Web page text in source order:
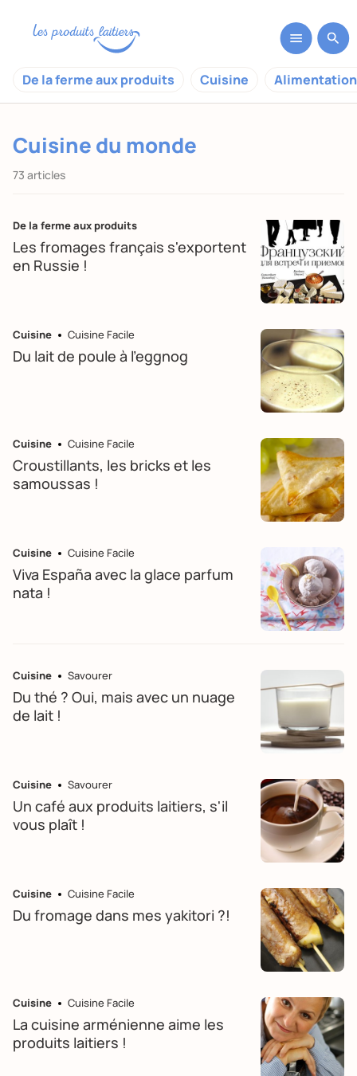
De la ferme aux produits Cuisine
Cuisine du monde
73 articles
De la ferme aux produits
Les fromages français s'exportent
en Russie !
Cuisine Cuisine Facile
Du lait de poule à l'eggnog
Cuisine Cuisine Facile
Croustillants, les bricks et les
samoussas !
Cuisine Cuisine Facile
Viva España avec la glace parfum
nata !
Cuisine Savourer
Du thé ? Oui, mais avec un nuage
de lait !
Cuisine Savourer
Un café aux produits laitiers, s'il
vous plaît !
Cuisine Cuisine Facile
Du fromage dans mes yakitori ?!
Cuisine Cuisine Facile
La cuisine arménienne aime les
produits laitiers !